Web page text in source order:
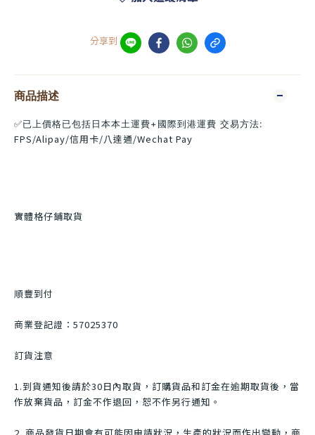
分享到
商品描述
✅已上價格已包括日本本土運費+國際到港運費 交易方法:
FPS/Alipay/信用卡/八達通/Wechat Pay
實體格仔鋪取貨
順豐到付
商業登記證：57025370
訂貨注意
1.到貨通知後請於30日內取貨，訂購貨品和訂金在逾期取貨後，當
作放棄貨品，訂金不作退回，恕不作另行通知。
2. 商品發貨日期會有可能因申請狀況，生產的狀況而作出變動，商